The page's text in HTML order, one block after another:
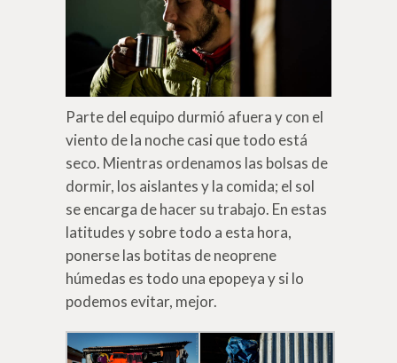
Parte del equipo durmió afuera y con el
viento de la noche casi que todo está
seco. Mientras ordenamos las bolsas de
dormir, los aislantes y la comida; el sol
se encarga de hacer su trabajo. En estas
latitudes y sobre todo a esta hora,
ponerse las botitas de neoprene
húmedas es todo una epopeya y si lo
podemos evitar, mejor.